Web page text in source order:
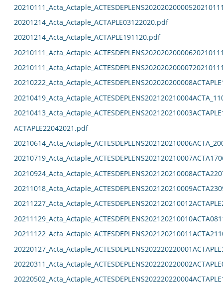
20201214_Acta_Actaple_ACTAPLE03122020.pdf
20201214_Acta_Actaple_ACTAPLE191120.pdf
ACTAPLE22042021.pdf